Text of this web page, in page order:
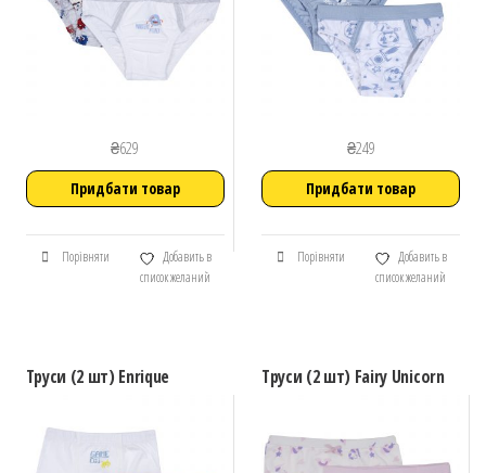
₴629
Придбати товар
Порівняти
Добавить в
список желаний
₴249
Придбати товар
Порівняти
Добавить в
список желаний
Труси (2 шт) Enrique Труси (2 шт) Fairy Unicorn